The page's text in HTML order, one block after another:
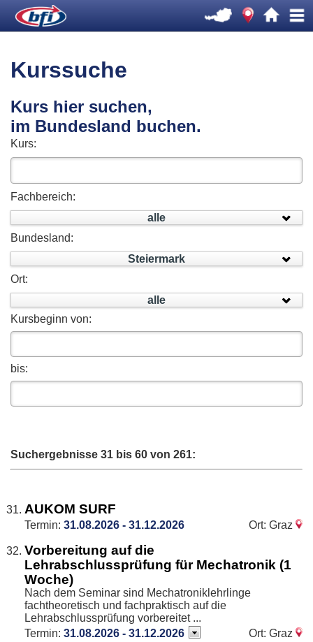
Kurssuche
Kurs hier suchen,
im Bundesland buchen.
Kurs:
Fachbereich:
alle
Bundesland:
Steiermark
Ort:
alle
Kursbeginn von:
bis:
Suchergebnisse 31 bis 60 von 261:
AUKOM SURF
Termin: 31.08.2026 - 31.12.2026 Ort: Graz
Vorbereitung auf die
Lehrabschlussprüfung für Mechatronik (1
Woche)
Nach dem Seminar sind Mechatroniklehrlinge
fachtheoretisch und fachpraktisch auf die
Lehrabschlussprüfung vorbereitet ...
Termin: 31.08.2026 - 31.12.2026 Ort: Graz